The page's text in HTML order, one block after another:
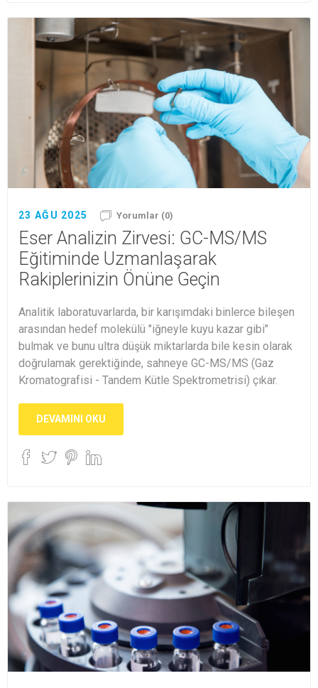
23 AĞU 2025 Yorumlar (0)
Eser Analizin Zirvesi: GC-MS/MS
Eğitiminde Uzmanlaşarak
Rakiplerinizin Önüne Geçin
Analitik laboratuvarlarda, bir karışımdaki binlerce bileşen
arasından hedef molekülü "iğneyle kuyu kazar gibi"
bulmak ve bunu ultra düşük miktarlarda bile kesin olarak
doğrulamak gerektiğinde, sahneye GC-MS/MS (Gaz
Kromatografisi - Tandem Kütle Spektrometrisi) çıkar.
DEVAMINI OKU